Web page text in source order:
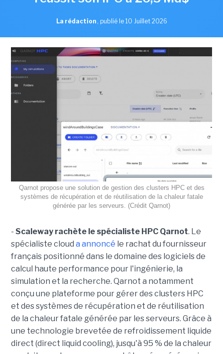
La rédaction , publié le 10 Juillet 2026
Qarnot propose une solution de gestion des clusters HPC et des
systèmes de récupération et de réutilisation de la chaleur fatale
générée par les serveurs. (Crédit Qarnot)
- Scaleway rachète le spécialiste HPC Qarnot. Le
spécialiste cloud a annoncé le rachat du fournisseur
français positionné dans le domaine des logiciels de
calcul haute performance pour l'ingénierie, la
simulation et la recherche. Qarnot a notamment
conçu une plateforme pour gérer des clusters HPC
et des systèmes de récupération et de réutilisation
de la chaleur fatale générée par les serveurs. Grâce à
une technologie brevetée de refroidissement liquide
direct (direct liquid cooling), jusqu'à 95 % de la chaleur